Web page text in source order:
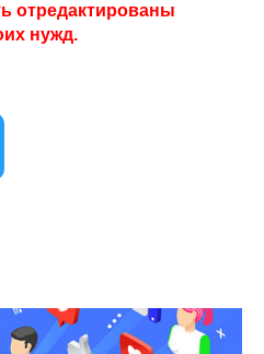
отредактированы
нужд.